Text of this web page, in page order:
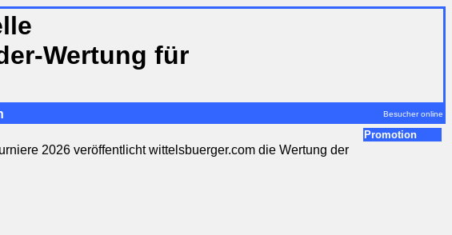
Wertung für
Besucher online
2026 veröffentlicht wittelsbuerger.com die Wertung der
Promotion